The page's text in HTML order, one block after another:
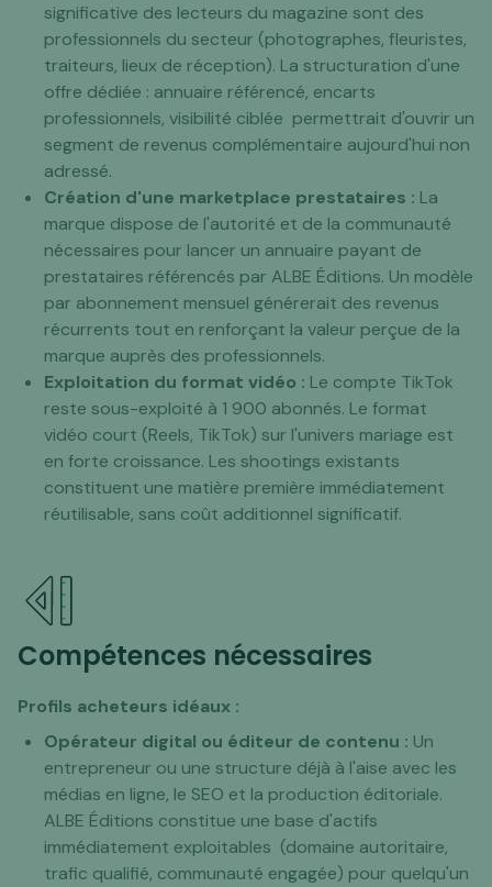
significative des lecteurs du magazine sont des
professionnels du secteur (photographes, fleuristes,
traiteurs, lieux de réception). La structuration d'une
offre dédiée : annuaire référencé, encarts
professionnels, visibilité ciblée permettrait d'ouvrir un
segment de revenus complémentaire aujourd'hui non
adressé.
Création d'une marketplace prestataires : La
marque dispose de l'autorité et de la communauté
nécessaires pour lancer un annuaire payant de
prestataires référencés par ALBE Éditions. Un modèle
par abonnement mensuel générerait des revenus
récurrents tout en renforçant la valeur perçue de la
marque auprès des professionnels.
Exploitation du format vidéo : Le compte TikTok
reste sous-exploité à 1 900 abonnés. Le format
vidéo court (Reels, TikTok) sur l'univers mariage est
en forte croissance. Les shootings existants
constituent une matière première immédiatement
réutilisable, sans coût additionnel significatif.
Compétences nécessaires
Profils acheteurs idéaux :
Opérateur digital ou éditeur de contenu : Un
entrepreneur ou une structure déjà à l'aise avec les
médias en ligne, le SEO et la production éditoriale.
ALBE Éditions constitue une base d'actifs
immédiatement exploitables (domaine autoritaire,
trafic qualifié, communauté engagée) pour quelqu'un